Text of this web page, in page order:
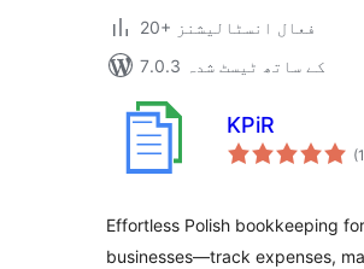
20+ فعال انسٹالیشنز
7.0.3 کے ساتھ ٹیسٹ شدہ
KPiR
(1
Effortless Polish bookkeeping
businesses—track expenses,